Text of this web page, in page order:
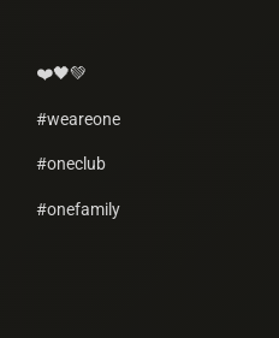
❤️🖤💚
#weareone
#oneclub
#onefamily